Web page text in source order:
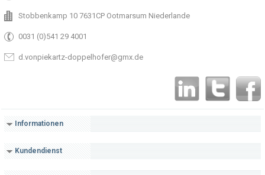
Stobbenkamp 10 7631CP Ootmarsum Niederlande
0031 (0)541 29 4001
d.vonpiekartz-doppelhofer@gmx.de
Informationen
Kundendienst